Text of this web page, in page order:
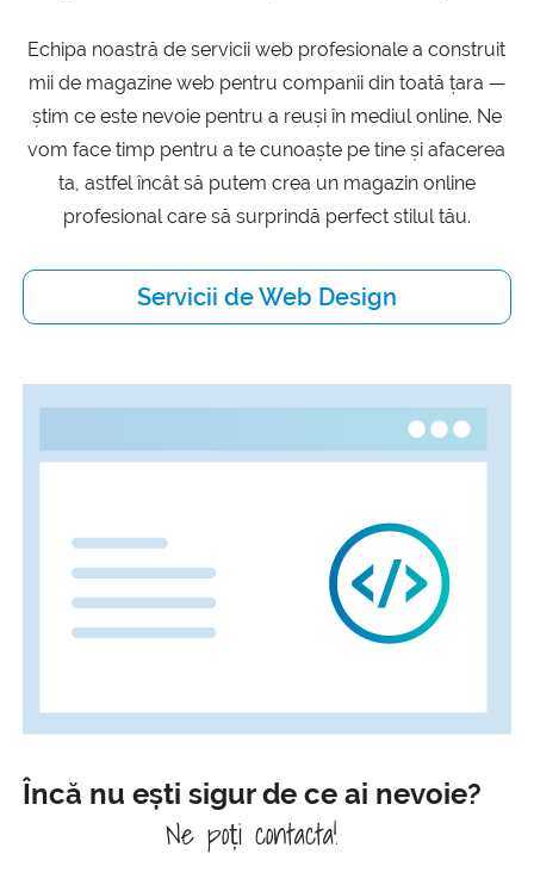
Echipa noastră de servicii web profesionale a construit
mii de magazine web pentru companii din toată țara —
știm ce este nevoie pentru a reuși în mediul online. Ne
vom face timp pentru a te cunoaște pe tine și afacerea
ta, astfel încât să putem crea un magazin online
profesional care să surprindă perfect stilul tău.
Servicii de Web Design
Încă nu ești sigur de ce ai nevoie?
Ne poți contacta!